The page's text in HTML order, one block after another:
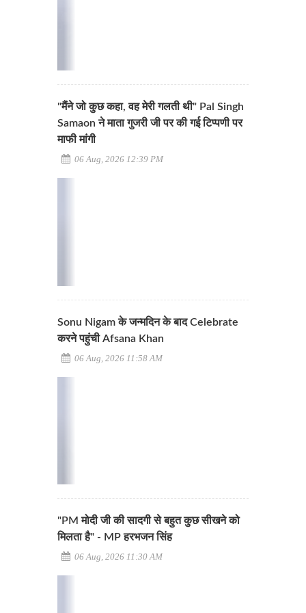
"मैंने जो कुछ कहा, वह मेरी गलती थी" Pal Singh
Samaon ने माता गुजरी जी पर की गई टिप्पणी पर
माफी मांगी
06 Aug, 2026 12:39 PM
Sonu Nigam के जन्मदिन के बाद Celebrate
करने पहुंची Afsana Khan
06 Aug, 2026 11:58 AM
"PM मोदी जी की सादगी से बहुत कुछ सीखने को
मिलता है" - MP हरभजन सिंह
06 Aug, 2026 11:30 AM